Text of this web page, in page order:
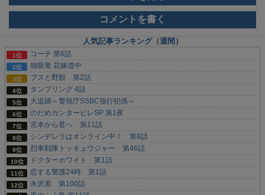
コメントを書く
人気記事ランキング（週間）
コーチ 第6話
独眼竜 花嫁道中
ブスと野獣 第2話
タンブリング 4話
大追跡～警視庁SSBC強行犯係～
のだめカンタービレSP 第1夜
宮本から君へ 第11話
シンデレラはオンライン中！ 第8話
烈車戦隊トッキュウジャー 第46話
ドクターホワイト 第1話
恋する警護24時 第1話
永沢君 第100話